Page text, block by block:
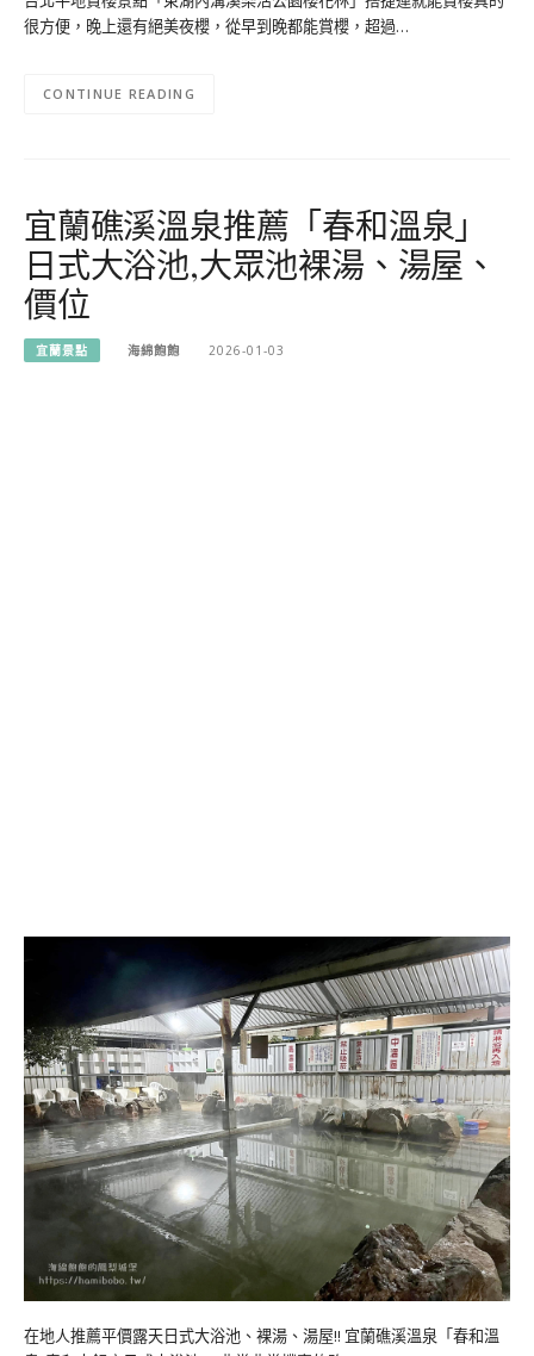
很方便，晚上還有絕美夜櫻，從早到晚都能賞櫻，超過…
CONTINUE READING
宜蘭礁溪溫泉推薦「春和溫泉」
日式大浴池,大眾池裸湯、湯屋、
價位
宜蘭景點 海綿飽飽 2026-01-03
在地人推薦平價露天日式大浴池、裸湯、湯屋!! 宜蘭礁溪溫泉「春和溫